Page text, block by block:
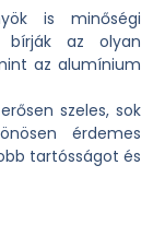
is minőségi
bírják az olyan
az alumínium
szeles, sok
érdemes
tartósságot és